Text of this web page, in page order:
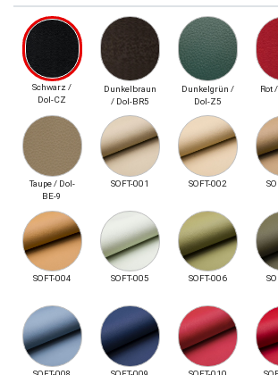
Schwarz /
Dol-CZ
Dunkelbraun
/ Dol-BR5
Dunkelgrün /
Dol-Z5
Rot
Taupe / Dol-
BE-9
SOFT-001 SOFT-002
SOFT-004 SOFT-005 SOFT-006